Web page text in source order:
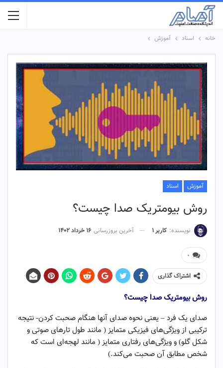
خانه اسناد آموزش
آموزش اسناد
روش بیومتریک صدا چیست؟
نویسنده: کاربر ۱ آخرین بروزرسانی ۱۶ خرداد ۱۴۰۲
۰
اشتراک گذاری
روش بیومتریک صدا چیست؟
صدای یک فرد – یعنی نحوه صدای آنها هنگام صحبت کردن- نتیجه
ترکیبی از ویژگی‌های فیزیکی متمایز ( مانند طول تارهای صوتی و
شکل گلو) و ویژگی‌های رفتاری متمایز ( مانند لهجه‌ای است که
شخص مطابق آن صحبت می‌کند.)